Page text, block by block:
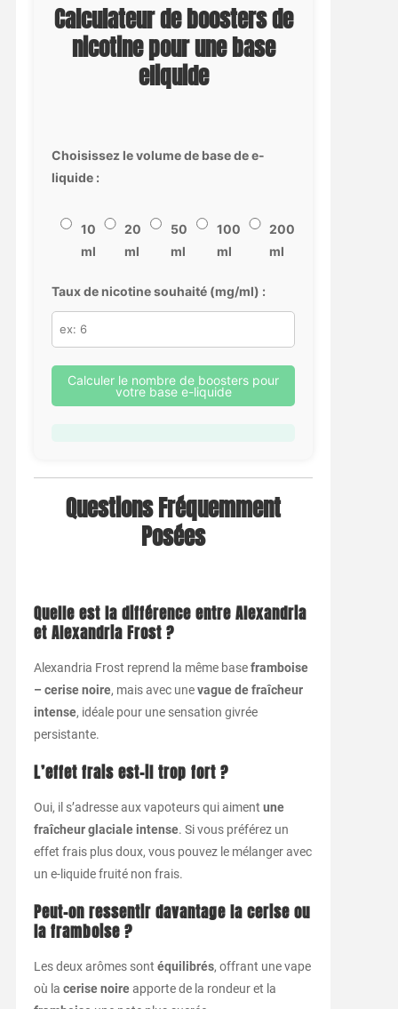
Calculateur de boosters de
nicotine pour une base
eliquide
Choisissez le volume de base de e-
liquide :
10
ml
20
ml
50
ml
100
ml
200
ml
Taux de nicotine souhaité (mg/ml) :
Calculer le nombre de boosters pour
votre base e-liquide
Questions Fréquemment
Posées
Quelle est la différence entre Alexandria
et Alexandria Frost ?
Alexandria Frost reprend la même baseframboise
– cerise noire, mais avec unevague de fraîcheur
intense, idéale pour une sensation givrée
persistante.
L’effet frais est-il trop fort ?
Oui, il s’adresse aux vapoteurs qui aiment une
fraîcheur glaciale intense. Si vous préférez un
effet frais plus doux, vous pouvez le mélanger avec
un e-liquide fruité non frais.
Peut-on ressentir davantage la cerise ou
la framboise ?
Les deux arômes sont équilibrés, offrant une vape
où la cerise noireapporte de la rondeur et la